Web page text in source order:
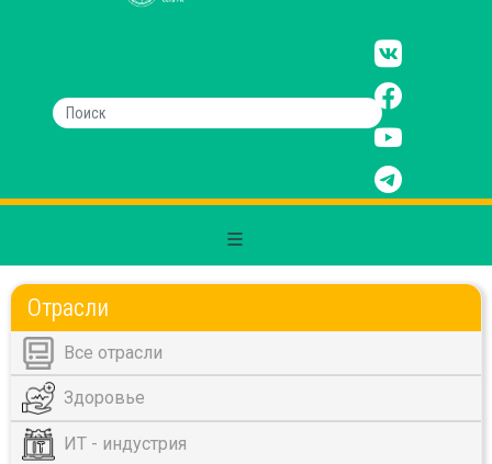
Отрасли
Все отрасли
Здоровье
ИТ - индустрия